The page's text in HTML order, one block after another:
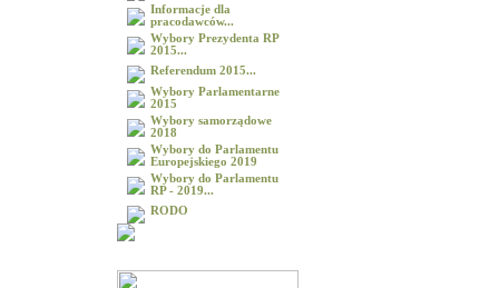
Informacje dla
pracodawców...
Wybory Prezydenta RP
2015...
Referendum 2015...
Wybory Parlamentarne
2015
Wybory samorządowe
2018
Wybory do Parlamentu
Europejskiego 2019
Wybory do Parlamentu
RP - 2019...
RODO